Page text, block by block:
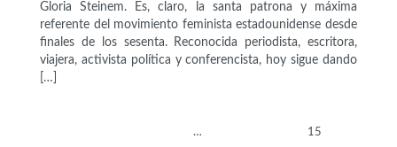
Gloria Steinem. Es, claro, la santa patrona y máxima
referente del movimiento feminista estadounidense desde
finales de los sesenta. Reconocida periodista, escritora,
viajera, activista política y conferencista, hoy sigue dando
[…]
… 15